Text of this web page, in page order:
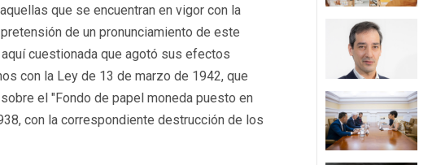
que se encuentran en vigor con la
de un pronunciamiento de este
cuestionada que agotó sus efectos
con la Ley de 13 de marzo de 1942, que
el "Fondo de papel moneda puesto en
con la correspondiente destrucción de los